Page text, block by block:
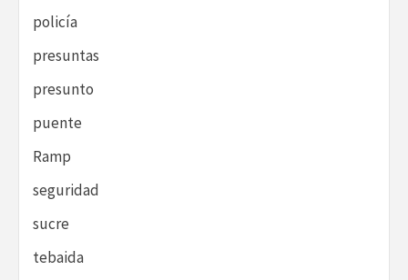
policía
presuntas
presunto
puente
Ramp
seguridad
sucre
tebaida